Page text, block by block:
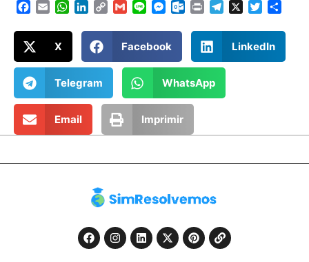
Facebook
EmailWhatsApp
LinkedIn
Copy GmailLine Messenger
Outlook.com
Print Telegram Twitter
X Facebook LinkedIn
Telegram WhatsApp
Email Imprimir